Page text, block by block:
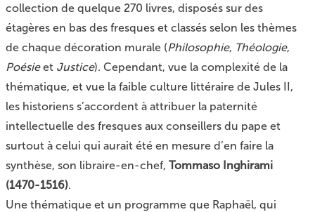
collection de quelque 270 livres, disposés sur des
étagères en bas des fresques et classés selon les thèmes
de chaque décoration murale (Philosophie, Théologie,
Poésieet Justice). Cependant, vue la complexité de la
thématique, et vue la faible culture littéraire de Jules II,
les historiens s’accordent à attribuer la paternité
intellectuelle des fresques aux conseillers du pape et
surtout à celui qui aurait été en mesure d’en faire la
synthèse, son libraire-en-chef, Tommaso Inghirami
(1470-1516).
Une thématique et un programme que Raphaël, qui